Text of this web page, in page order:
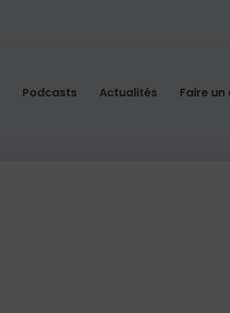
Podcasts Actualités Faire un